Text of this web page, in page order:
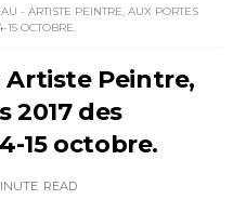
- ARTISTE PEINTRE, AUX PORTES
15 OCTOBRE.
Artiste Peintre,
2017 des
15 octobre.
READ